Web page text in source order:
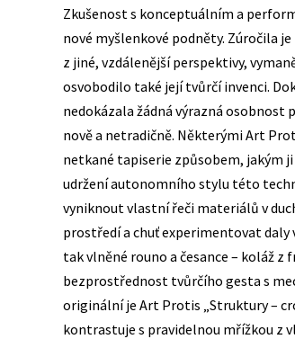
Zkušenost s konceptuálním a
nové myšlenkové podněty. Zúročila
z jiné, vzdálenější perspektivy,
osvobodilo také její tvůrčí invenci.
nedokázala žádná výrazná
nově a netradičně. Některými Art
netkané tapiserie způsobem, jakým
udržení autonomního stylu této
vyniknout vlastní řeči materiálů v
prostředí a chuť experimentovat daly
tak vlněné rouno a česance – koláž
bezprostřednost tvůrčího gesta s
originální je Art Protis „Struktury –
kontrastuje s pravidelnou mřížkou z